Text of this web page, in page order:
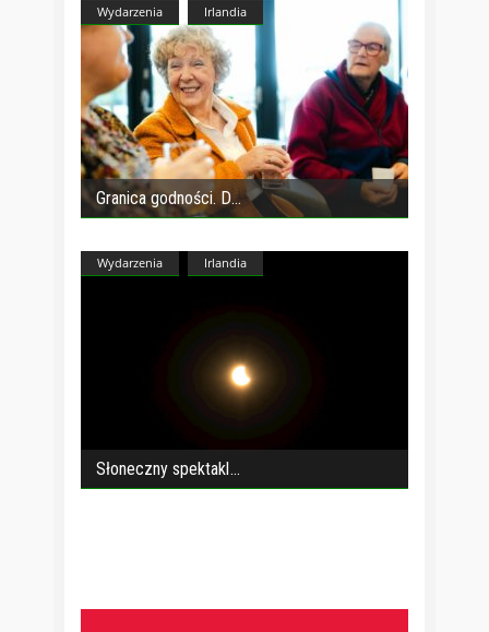
Wydarzenia Irlandia
Granica godności. D
Wydarzenia Irlandia
Słoneczny spektakl